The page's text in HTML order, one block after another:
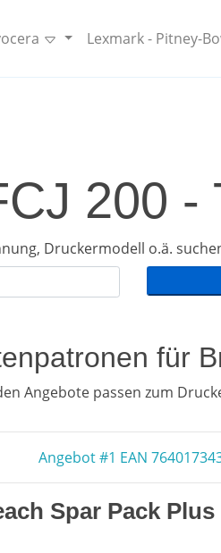
Lexmark - Pitney-
200 -
Druckermodell o.ä.
für
Angebote passen zum
Angebot #1 EAN
Spar Pack Plus